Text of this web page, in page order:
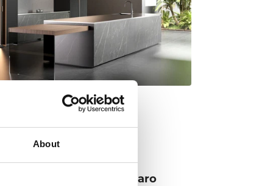
About
przez Italdesign Giugiaro